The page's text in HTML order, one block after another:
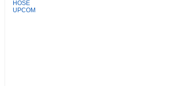
HOSE
UPCOM